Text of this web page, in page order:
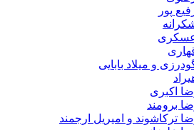
بابایی
و امیریل ارجمند